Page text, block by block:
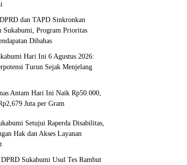
dan TAPD Sinkronkan
Sukabumi, Program Prioritas
Dibahas
Hari Ini 6 Agustus 2026:
Turun Sejak Menjelang
Antam Hari Ini Naik Rp50.000,
Juta per Gram
Setujui Raperda Disabilitas,
Hak dan Akses Layanan
Sukabumi Usul Tes Rambut